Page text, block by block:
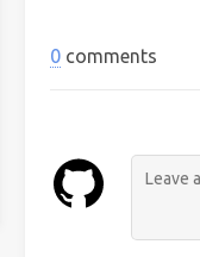
0 comments